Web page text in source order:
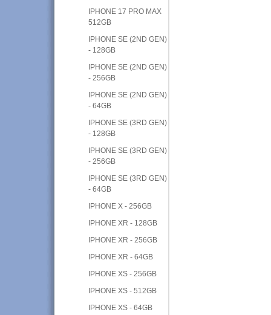
IPHONE 17 PRO MAX
512GB
IPHONE SE (2ND GEN)
- 128GB
IPHONE SE (2ND GEN)
- 256GB
IPHONE SE (2ND GEN)
- 64GB
IPHONE SE (3RD GEN)
- 128GB
IPHONE SE (3RD GEN)
- 256GB
IPHONE SE (3RD GEN)
- 64GB
IPHONE X - 256GB
IPHONE XR - 128GB
IPHONE XR - 256GB
IPHONE XR - 64GB
IPHONE XS - 256GB
IPHONE XS - 512GB
IPHONE XS - 64GB